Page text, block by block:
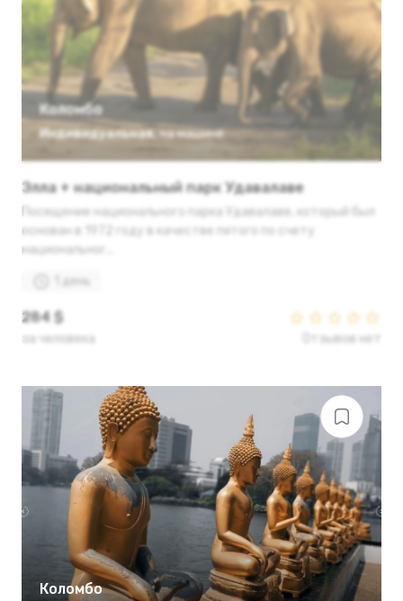
Коломбо
Индивидуальная, на машине
Элла + национальный парк Удавалаве
Посещение национального парка Удавалаве, который был
основан в 1972 году в качестве пятого по счету
национальног...
1 день
284 $
за человека Отзывов нет
Коломбо